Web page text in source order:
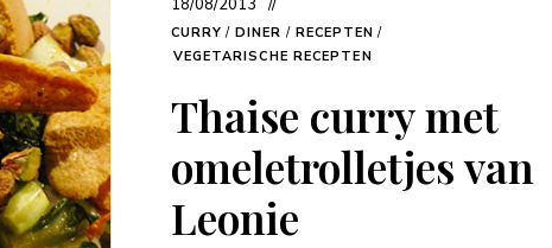
18/08/2013
CURRY / DINER / RECEPTEN /
VEGETARISCHE RECEPTEN
Thaise curry met
omeletrolletjes van
Leonie